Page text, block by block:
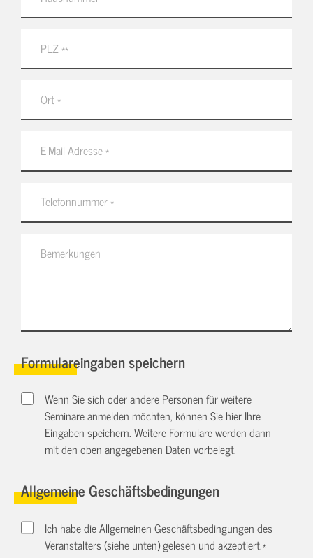
Formulareingaben speichern
Wenn Sie sich oder andere Personen für weitere
Seminare anmelden möchten, können Sie hier Ihre
Eingaben speichern. Weitere Formulare werden dann
mit den oben angegebenen Daten vorbelegt.
Allgemeine Geschäftsbedingungen
Ich habe die Allgemeinen Geschäftsbedingungen des
Veranstalters (siehe unten) gelesen und akzeptiert.*